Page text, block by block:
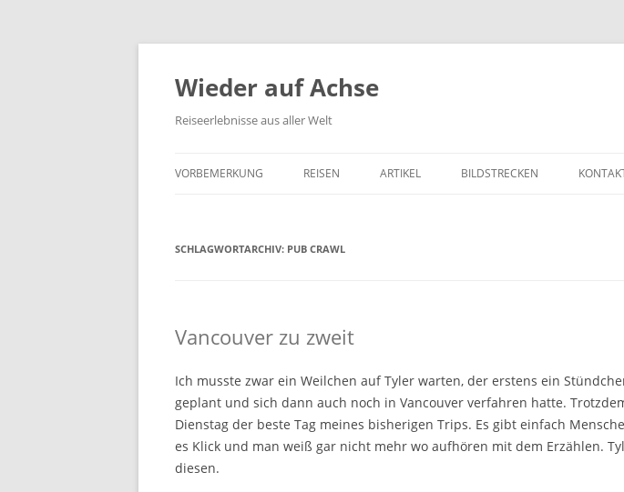
Wieder auf Achse
Reiseerlebnisse aus aller Welt
VORBEMERKUNG REISEN ARTIKEL BILDSTRECKEN
SCHLAGWORTARCHIV: PUB CRAWL
Vancouver zu zweit
Ich musste zwar ein Weilchen auf Tyler warten, der erstens ein
geplant und sich dann auch noch in Vancouver verfahren hatte.
Dienstag der beste Tag meines bisherigen Trips. Es gibt einfach
es Klick und man weiß gar nicht mehr wo aufhören mit dem Erzählen.
diesen.